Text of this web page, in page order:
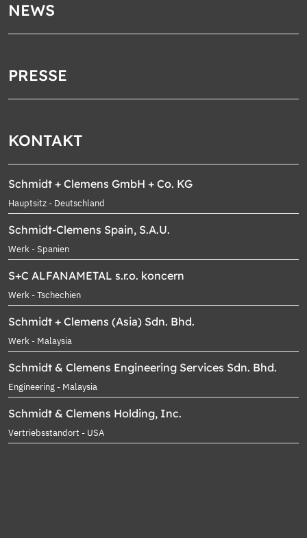
NEWS
PRESSE
KONTAKT
Schmidt + Clemens GmbH + Co. KG
Hauptsitz - Deutschland
Schmidt-Clemens Spain, S.A.U.
Werk - Spanien
S+C ALFANAMETAL s.r.o. koncern
Werk - Tschechien
Schmidt + Clemens (Asia) Sdn. Bhd.
Werk - Malaysia
Schmidt & Clemens Engineering Services Sdn. Bhd.
Engineering - Malaysia
Schmidt & Clemens Holding, Inc.
Vertriebsstandort - USA